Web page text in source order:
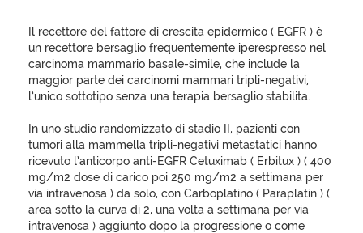
Il recettore del fattore di crescita epidermico ( EGFR ) è
un recettore bersaglio frequentemente iperespresso nel
carcinoma mammario basale-simile, che include la
maggior parte dei carcinomi mammari tripli-negativi,
l’unico sottotipo senza una terapia bersaglio stabilita.
In uno studio randomizzato di stadio II, pazienti con
tumori alla mammella tripli-negativi metastatici hanno
ricevuto l’anticorpo anti-EGFR Cetuximab ( Erbitux ) ( 400
mg/m2 dose di carico poi 250 mg/m2 a settimana per
via intravenosa ) da solo, con Carboplatino ( Paraplatin ) (
area sotto la curva di 2, una volta a settimana per via
intravenosa ) aggiunto dopo la progressione o come